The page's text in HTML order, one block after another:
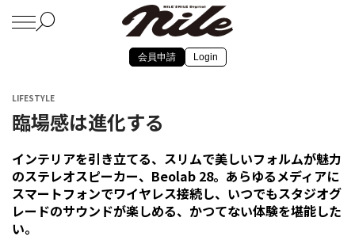
会員申請 Login
LIFESTYLE
臨場感は進化する
インテリアを引き立てる、スリムで美しいフォルムが魅力
のステレオスピーカー、Beolab 28。あらゆるメディアに
スマートフォンでワイヤレス接続し、いつでもスタジオグ
レードのサウンドが楽しめる、かつてない体験を堪能した
い。